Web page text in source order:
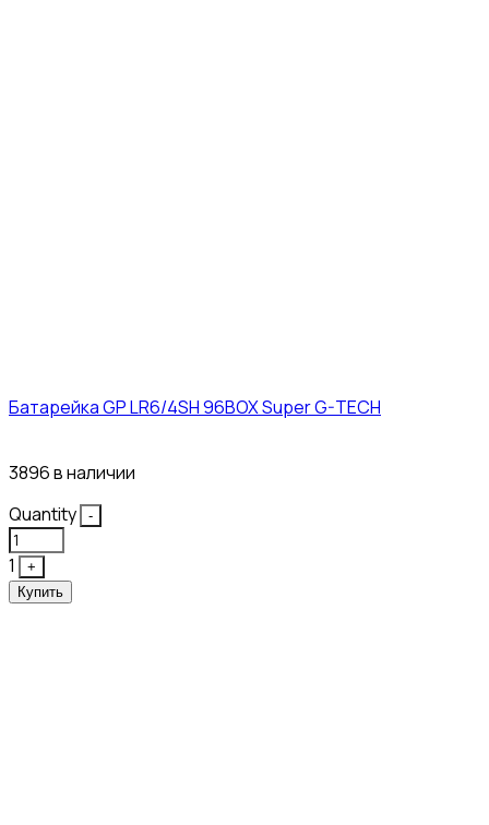
Батарейка GP LR6/4SH 96BOX Super G-TECH
3896 в наличии
Quantity
-
1
+
Купить